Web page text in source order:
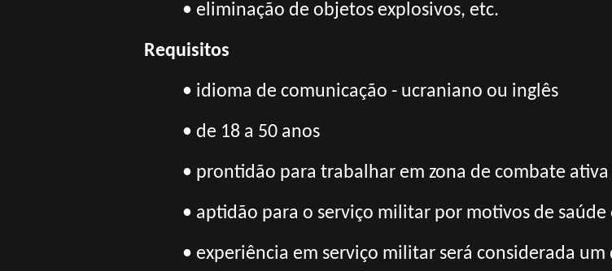
• eliminação de objetos explosivos, etc.
Requisitos
• idioma de comunicação - ucraniano ou inglês
• de 18 a 50 anos
• prontidão para trabalhar em zona de combate ativa
• aptidão para o serviço militar por motivos de
• experiência em serviço militar será considerada um